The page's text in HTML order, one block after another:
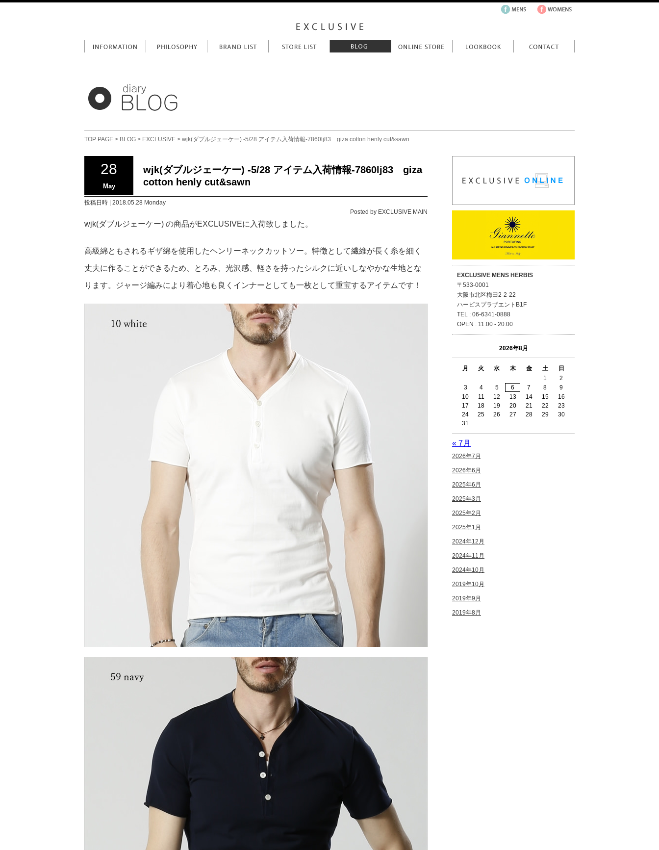
TOP PAGE > BLOG > EXCLUSIVE > wjk(ダブルジェーケー) -5/28 アイテム入荷情報-7860lj83 giza cotton henly cut&sawn
28
May
wjk(ダブルジェーケー) -5/28 アイテム入荷情報-7860lj83 giza
cotton henly cut&sawn
投稿日時 | 2018.05.28 Monday
Posted by EXCLUSIVE MAIN
wjk(ダブルジェーケー) の商品がEXCLUSIVEに入荷致しました。
高級綿ともされるギザ綿を使用したヘンリーネックカットソー。特徴として繊維が長く糸を細く
丈夫に作ることができるため、とろみ、光沢感、軽さを持ったシルクに近いしなやかな生地とな
ります。ジャージ編みにより着心地も良くインナーとしても一枚として重宝するアイテムです！
EXCLUSIVE MENS HERBIS
〒533-0001
大阪市北区梅田2-2-22
ハービスプラザエントB1F
TEL : 06-6341-0888
OPEN : 11:00 - 20:00
2026年8月
月 火 水 木 金 土
日
1
2
3
4 5 6 7 8
9
10
11 12 13 14 15
16
17
18 19 20 21 22
23
24
25 26 27 28 29
30
31
« 7月
2026年7月
2026年6月
2025年6月
2025年3月
2025年2月
2025年1月
2024年12月
2024年11月
2024年10月
2019年10月
2019年9月
2019年8月